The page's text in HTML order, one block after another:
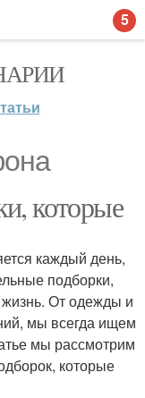
которые
каждый день,
подборки,
От одежды и
мы всегда ищем
мы рассмотрим
которые
5